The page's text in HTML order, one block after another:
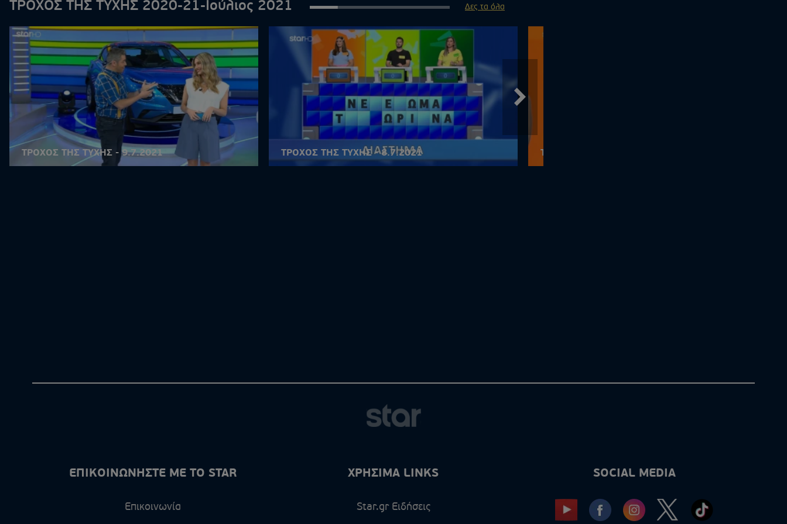
ΤΡΟΧΟΣ ΤΗΣ ΤΥΧΗΣ 2020-21-Ιούλιος 2021 Δες τα όλα
ΤΡΟΧΟΣ ΤΗΣ ΤΥΧΗΣ - 9.7.2021 ΤΡΟΧΟΣ ΤΗΣ ΤΥΧΗΣ - 8.7.2021 ΤΡΟΧΟΣ ΤΗΣ ΤΥΧΗΣ - 7.7.2021
ΕΠΙΚΟΙΝΩΝΗΣΤΕ ΜΕ ΤΟ STAR
Επικοινωνία
ΧΡΗΣΙΜΑ LINKS
Star.gr Ειδήσεις
SOCIAL MEDIA